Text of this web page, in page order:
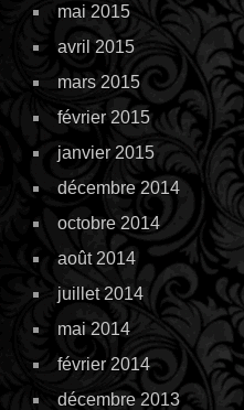
mai 2015
avril 2015
mars 2015
février 2015
janvier 2015
décembre 2014
octobre 2014
août 2014
juillet 2014
mai 2014
février 2014
décembre 2013